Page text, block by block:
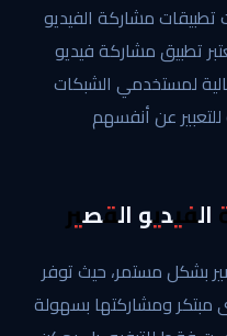
تطبيقات مشاركة الفيديو
تطبيق مشاركة فيديو
لمستخدمي الشبكات
عن أنفسهم
القصير
بشكل مستمر، حيث توفر
مبتكر ومشاركتها بسهولة